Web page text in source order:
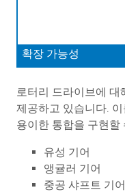
확장 가능성
로터리 드라이브에
제공하고 있습니다.
용이한 통합을 구현할
유성 기어
앵귤러 기어
중공 샤프트 기